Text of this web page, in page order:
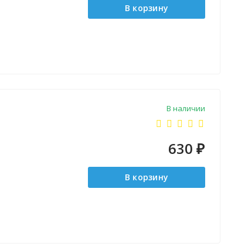
В корзину
В наличии
630 ₽
В корзину